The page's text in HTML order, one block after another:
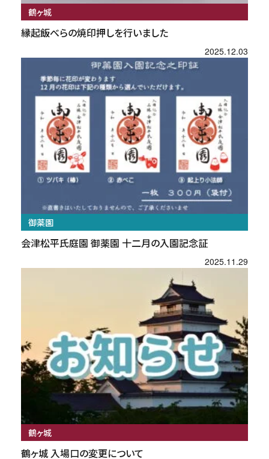
鶴ヶ城
縁起飯べらの焼印押しを行いました
2025.12.03
御薬園
会津松平氏庭園 御薬園 十二月の入園記念証
2025.11.29
鶴ヶ城
鶴ヶ城 入場口の変更について